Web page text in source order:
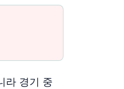
라 경기 중